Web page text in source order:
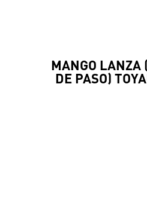
MANGO LANZA
DE PASO)